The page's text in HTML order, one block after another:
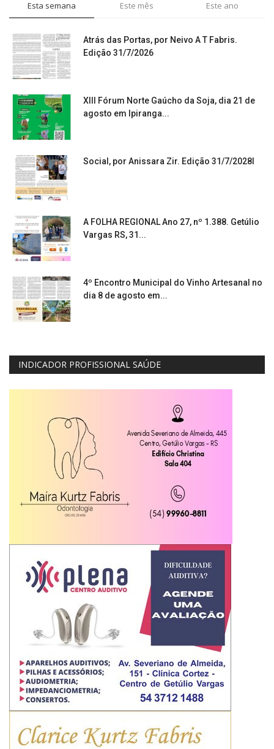
Esta semana Este mês Este ano
Atrás das Portas, por Neivo A T Fabris.
Edição 31/7/2026
XIII Fórum Norte Gaúcho da Soja, dia 21 de
agosto em Ipiranga...
Social, por Anissara Zir. Edição 31/7/2028l
A FOLHA REGIONAL Ano 27, nº 1.388. Getúlio
Vargas RS, 31...
4º Encontro Municipal do Vinho Artesanal no
dia 8 de agosto em...
INDICADOR PROFISSIONAL SAÚDE